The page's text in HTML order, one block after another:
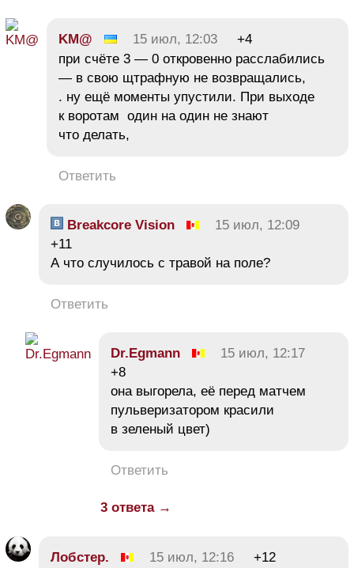
KM@ 15 июл, 12:03
+4
при счёте 3 — 0 откровенно расслабились
— в свою щтрафную не возвращались,
. ну ещё моменты упустили. При выходе
к воротам один на один не знают
что делать,
Ответить
Breakcore Vision
15 июл, 12:09
+11
А что случилось с травой на поле?
Ответить
Dr.Egmann
15 июл, 12:17
+8
она выгорела, её перед матчем
пульверизатором красили
в зеленый цвет)
Ответить
3 ответа →
Лобстер. 15 июл, 12:16
+12